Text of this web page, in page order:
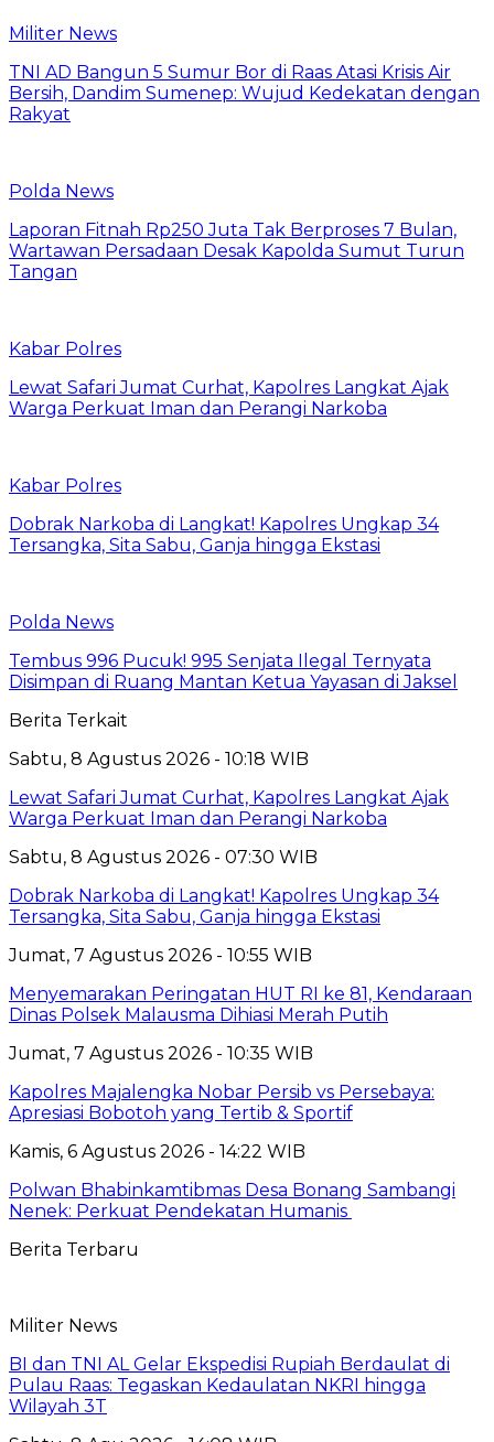
Militer News
TNI AD Bangun 5 Sumur Bor di Raas Atasi Krisis Air
Bersih, Dandim Sumenep: Wujud Kedekatan dengan
Rakyat
Polda News
Laporan Fitnah Rp250 Juta Tak Berproses 7 Bulan,
Wartawan Persadaan Desak Kapolda Sumut Turun
Tangan
Kabar Polres
Lewat Safari Jumat Curhat, Kapolres Langkat Ajak
Warga Perkuat Iman dan Perangi Narkoba
Kabar Polres
Dobrak Narkoba di Langkat! Kapolres Ungkap 34
Tersangka, Sita Sabu, Ganja hingga Ekstasi
Polda News
Tembus 996 Pucuk! 995 Senjata Ilegal Ternyata
Disimpan di Ruang Mantan Ketua Yayasan di Jaksel
Berita Terkait
Sabtu, 8 Agustus 2026 - 10:18 WIB
Lewat Safari Jumat Curhat, Kapolres Langkat Ajak
Warga Perkuat Iman dan Perangi Narkoba
Sabtu, 8 Agustus 2026 - 07:30 WIB
Dobrak Narkoba di Langkat! Kapolres Ungkap 34
Tersangka, Sita Sabu, Ganja hingga Ekstasi
Jumat, 7 Agustus 2026 - 10:55 WIB
Menyemarakan Peringatan HUT RI ke 81, Kendaraan
Dinas Polsek Malausma Dihiasi Merah Putih
Jumat, 7 Agustus 2026 - 10:35 WIB
Kapolres Majalengka Nobar Persib vs Persebaya:
Apresiasi Bobotoh yang Tertib & Sportif
Kamis, 6 Agustus 2026 - 14:22 WIB
Polwan Bhabinkamtibmas Desa Bonang Sambangi
Nenek: Perkuat Pendekatan Humanis
Berita Terbaru
Militer News
BI dan TNI AL Gelar Ekspedisi Rupiah Berdaulat di
Pulau Raas: Tegaskan Kedaulatan NKRI hingga
Wilayah 3T